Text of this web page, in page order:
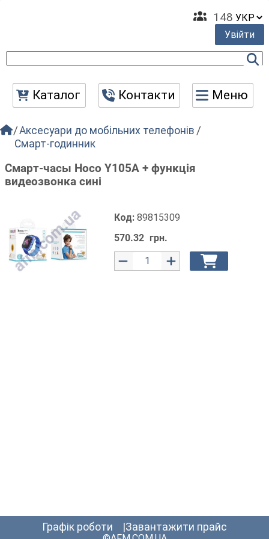
148
Увійти
Каталог Контакти Меню
Аксесуари до мобільних телефонів
Смарт-годинник
Смарт-часы Hoco Y105A + функція
видеозвонка сині
Код: 89815309
570.32 грн.
графік роботи Завантажити прайс